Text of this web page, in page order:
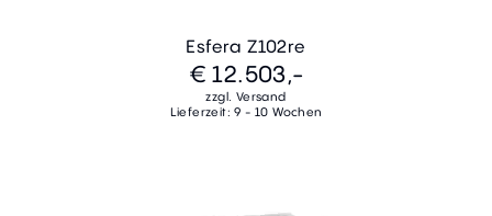
Esfera Z102re
€ 12.503,-
zzgl. Versand
Lieferzeit: 9 - 10 Wochen